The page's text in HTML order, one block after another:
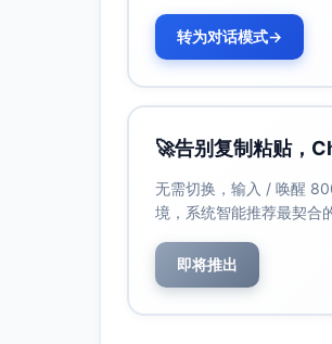
B. 聚合层级（MMM）
目标：在周或日粒度
处理方式
使用平台给出的
饱和/凹性函数
建模。
校准：用实验或
C. 多触点归因（MTA）
转为对话模式→
🚀告别复制粘贴，
无需切换，输入 / 唤醒
境，系统智能推荐最契合
即将推出